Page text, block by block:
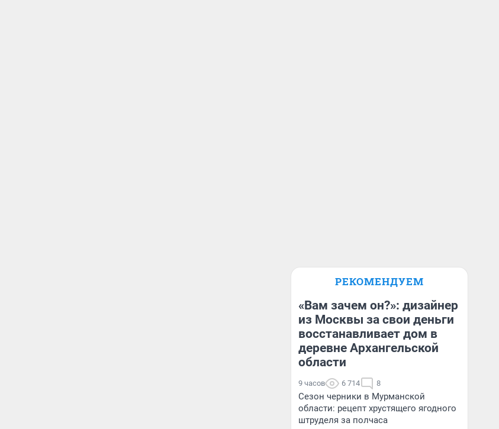
РЕКОМЕНДУЕМ
«Вам зачем он?»: дизайнер
из Москвы за свои деньги
восстанавливает дом в
деревне Архангельской
области
9 часов 6 714 8
Сезон черники в Мурманской
области: рецепт хрустящего ягодного
штруделя за полчаса